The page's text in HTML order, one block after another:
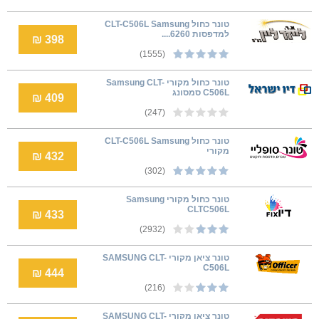
טונר כחול CLT-C506L Samsung
למדפסות 6260....
(1555)
398 ₪
טונר כחול מקורי Samsung CLT-
C506L סמסונג
(247)
409 ₪
טונר כחול CLT-C506L Samsung
מקורי
(302)
432 ₪
טונר כחול מקורי Samsung
CLTC506L
(2932)
433 ₪
טונר ציאן מקורי SAMSUNG CLT-
C506L
(216)
444 ₪
טונר ציאן מקורי SAMSUNG CLT-